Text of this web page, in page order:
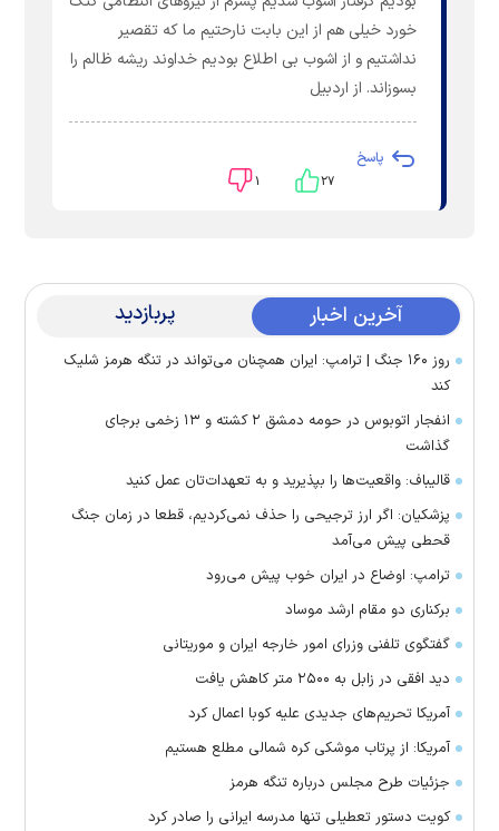
خورد خیلی هم از این بابت نارحتیم ما که تقصیر
نداشتیم و از اشوب بی اطلاع بودیم خداوند ریشه ظالم را
بسوزاند. از اردبیل
پاسخ
۲۷ ۱
آخرین اخبار پربازدید
روز ۱۶۰ جنگ | ترامپ: ایران همچنان می‌تواند در تنگه هرمز شلیک
کند
انفجار اتوبوس در حومه دمشق ۲ کشته و ۱۳ زخمی برجای
گذاشت
قالیباف: واقعیت‌ها را بپذیرید و به تعهدات‌تان عمل کنید
پزشکیان: اگر ارز ترجیحی را حذف نمی‌کردیم، قطعا در زمان جنگ
قحطی پیش می‌آمد
ترامپ: اوضاع در ایران خوب پیش می‌رود
برکناری دو مقام ارشد موساد
گفتگوی تلفنی وزرای امور خارجه ایران و موریتانی
دید افقی در زابل به ۲۵۰۰ متر کاهش یافت
آمریکا تحریم‌های جدیدی علیه کوبا اعمال کرد
آمریکا: از پرتاب موشکی کره شمالی مطلع هستیم
جزئیات طرح مجلس درباره تنگه هرمز
کویت دستور تعطیلی تنها مدرسه ایرانی را صادر کرد